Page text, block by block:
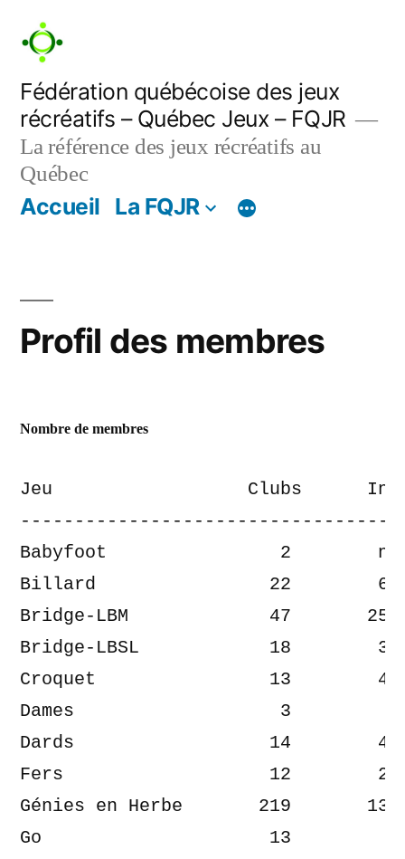
contenu
Fédération québécoise des jeux
récréatifs – Québec Jeux – FQJR
La référence des jeux récréatifs au
Québec
Accueil La FQJR
Profil des membres
Nombre de membres
Jeu                  Clubs
Babyfoot                2
Billard                22
Bridge-LBM             47
Bridge-LBSL            18
Croquet                13
Dames                   3
Dards                  14
Fers                   12
Génies en Herbe       219
Go                     13